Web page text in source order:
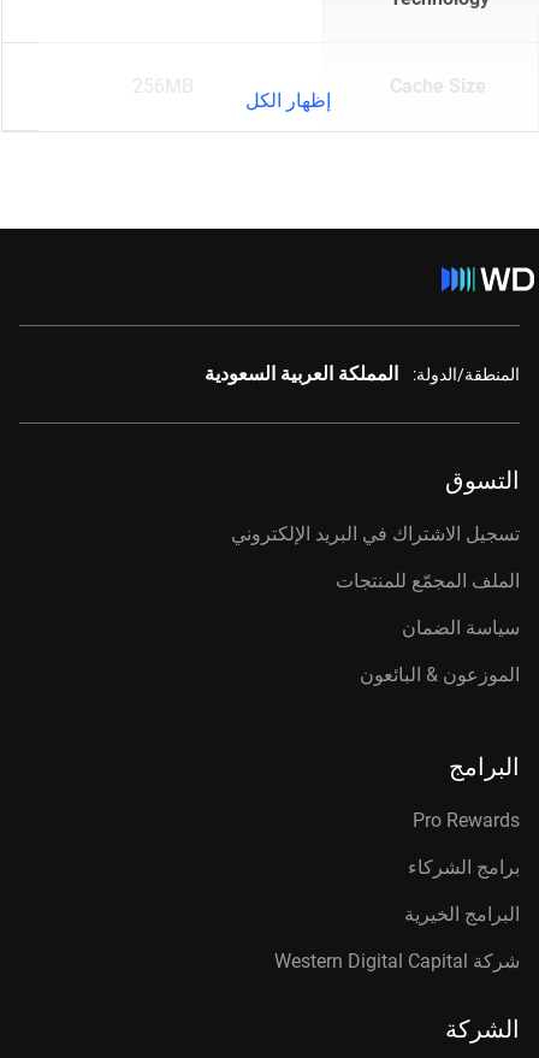
Cache Size
256MB
إظهار الكل
المنطقة/الدولة: المملكة العربية السعودية
التسوق
تسجيل الاشتراك في البريد الإلكتروني
الملف المجمّع للمنتجات
سياسة الضمان
الموزعون & البائعون
البرامج
Pro Rewards
برامج الشركاء
البرامج الخيرية
شركة Western Digital Capital
الشركة